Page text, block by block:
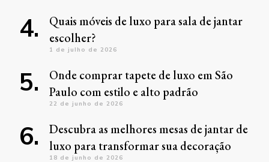
Quais móveis de luxo para sala de jantar
escolher?
1 de julho de 2026
Onde comprar tapete de luxo em São
Paulo com estilo e alto padrão
22 de junho de 2026
Descubra as melhores mesas de jantar de
luxo para transformar sua decoração
18 de junho de 2026